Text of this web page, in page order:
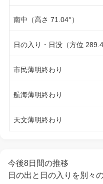
南中（高さ 71.04°）
日の入り・日没（方位
市民薄明終わり
航海薄明終わり
天文薄明終わり
今後8日間の推移
日の出と日の入りを別々